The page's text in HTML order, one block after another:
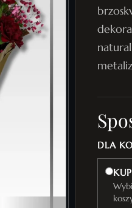
DLA